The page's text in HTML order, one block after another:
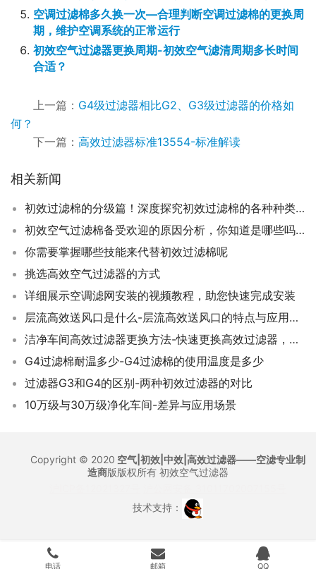
空调过滤棉多久换一次—合理判断空调过滤棉的更换周
期，维护空调系统的正常运行
初效空气过滤器更换周期-初效空气滤清周期多长时间
合适？
上一篇： G4级过滤器相比G2、G3级过滤器的价格如
何？
下一篇： 高效过滤器标准13554-标准解读
相关新闻
初效过滤棉的分级篇！深度探究初效过滤棉的各种种类！
初效空气过滤棉备受欢迎的原因分析，你知道是哪些吗？
你需要掌握哪些技能来代替初效过滤棉呢
挑选高效空气过滤器的方式
详细展示空调滤网安装的视频教程，助您快速完成安装
层流高效送风口是什么-层流高效送风口的特点与应用场景
洁净车间高效过滤器更换方法-快速更换高效过滤器，保持洁净车间环境
G4过滤棉耐温多少-G4过滤棉的使用温度是多少
过滤器G3和G4的区别-两种初效过滤器的对比
10万级与30万级净化车间-差异与应用场景
Copyright © 2020 空气|初效|中效|高效过滤器——空滤专业制
造商版版权所有 初效空气过滤器
技术支持：
电话 邮箱 QQ